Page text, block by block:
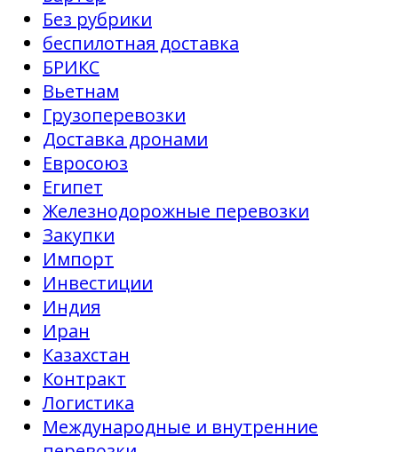
Без рубрики
беспилотная доставка
БРИКС
Вьетнам
Грузоперевозки
Доставка дронами
Евросоюз
Египет
Железнодорожные перевозки
Закупки
Импорт
Инвестиции
Индия
Иран
Казахстан
Контракт
Логистика
Международные и внутренние